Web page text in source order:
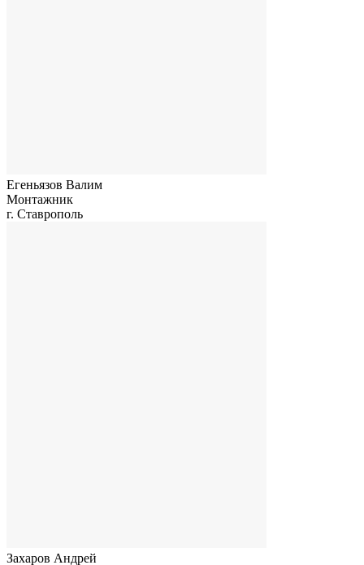
Егеньязов Валим
Монтажник
г. Ставрополь
Захаров Андрей